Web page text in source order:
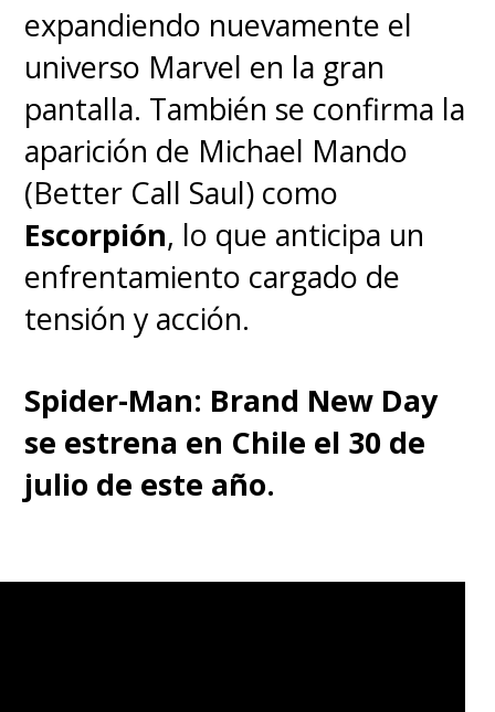
La anterior huelga de guionistas
entre 2007 y 2008 tuvo una
duración de casi 100 días y
causó grandes pérdidas
monetarias a la industria.
expandiendo nuevamente el
universo Marvel en la gran
pantalla. También se confirma la
aparición de Michael Mando
(Better Call Saul) como
Escorpión, lo que anticipa un
enfrentamiento cargado de
tensión y acción.
Spider-Man: Brand New Day
se estrena en Chile el 30 de
julio de este año.